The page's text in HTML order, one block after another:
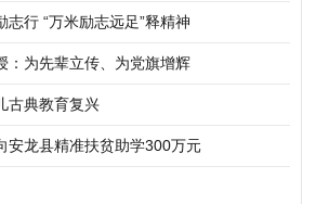
版发行
行 “万米励志远足”释精神
：为先辈立传、为党旗增辉
古典教育复兴
安龙县精准扶贫助学300万元